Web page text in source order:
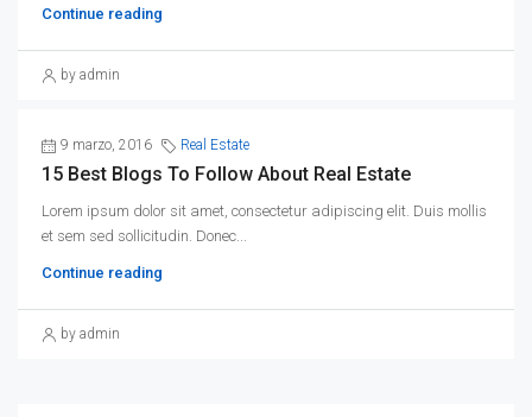
Continue reading
by admin
9 marzo, 2016 Real Estate
15 Best Blogs To Follow About Real Estate
Lorem ipsum dolor sit amet, consectetur adipiscing elit. Duis mollis
et sem sed sollicitudin. Donec...
Continue reading
by admin